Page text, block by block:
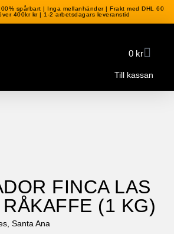
spårbart | Inga mellanhänder | Frakt med DHL 60
400kr kr | 1-2 arbetsdagars leveranstid
0 kr
Till kassan
FINCA LAS
(1 KG)
Santa Ana